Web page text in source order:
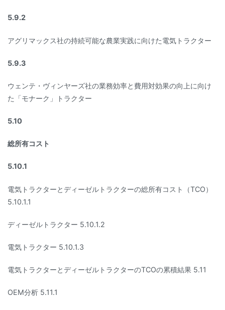
5.9.2
アグリマックス社の持続可能な農業実践に向けた電気トラクター
5.9.3
ウェンテ・ヴィンヤーズ社の業務効率と費用対効果の向上に向け
た「モナーク」トラクター
5.10
総所有コスト
5.10.1
電気トラクターとディーゼルトラクターの総所有コスト（TCO）
5.10.1.1
ディーゼルトラクター 5.10.1.2
電気トラクター 5.10.1.3
電気トラクターとディーゼルトラクターのTCOの累積結果 5.11
OEM分析 5.11.1